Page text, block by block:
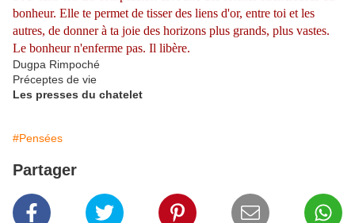
bonheur. Elle te permet de tisser des liens d'or, entre toi et les
autres, de donner à ta joie des horizons plus grands, plus vastes.
Le bonheur n'enferme pas. Il libère.
Dugpa Rimpoché
Préceptes de vie
Les presses du chatelet
#Pensées
Partager